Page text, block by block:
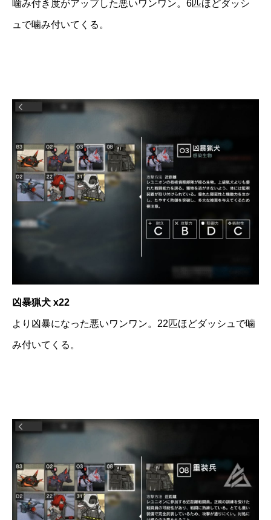
噛み付き度がアップした悪いワンワン。6匹ほどダッシ
ュで噛み付いてくる。
凶暴猟犬 x22
より凶暴になった悪いワンワン。22匹ほどダッシュで噛
み付いてくる。